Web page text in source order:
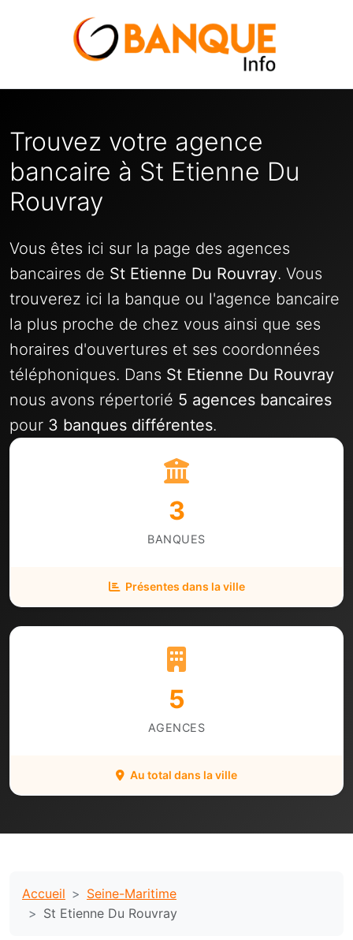
Trouvez votre agence
bancaire à St Etienne Du
Rouvray
Vous êtes ici sur la page des agences
bancaires de St Etienne Du Rouvray. Vous
trouverez ici la banque ou l'agence bancaire
la plus proche de chez vous ainsi que ses
horaires d'ouvertures et ses coordonnées
téléphoniques. Dans St Etienne Du Rouvray
nous avons répertorié 5 agences bancaires
pour 3 banques différentes.
3
BANQUES
Présentes dans la ville
5
AGENCES
Au total dans la ville
Accueil
Seine-Maritime
St Etienne Du Rouvray